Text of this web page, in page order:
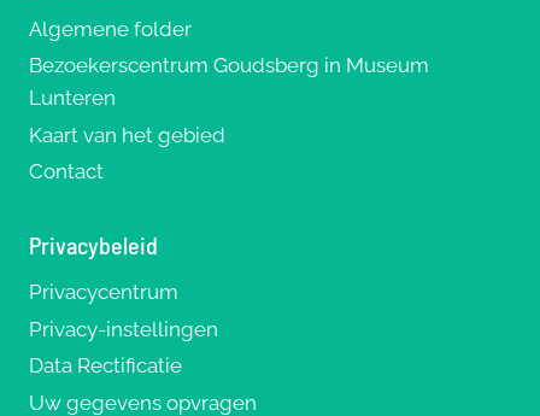
Algemene folder
Bezoekerscentrum Goudsberg in Museum
Lunteren
Kaart van het gebied
Contact
Privacybeleid
Privacycentrum
Privacy-instellingen
Data Rectificatie
Uw gegevens opvragen